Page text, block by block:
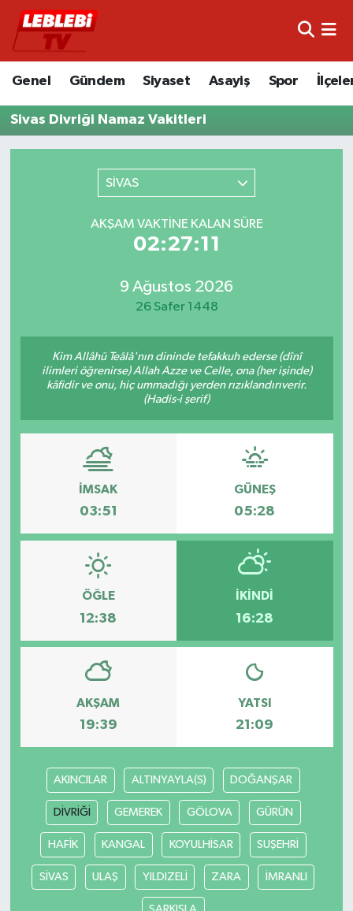
Genel Gündem Siyaset Asayiş Spor
Sivas Divriği Namaz Vakitleri
SİVAS
AKŞAM VAKTINE KALAN SÜRE
02:27:11
9 Ağustos 2026
26 Safer 1448
Kim Allâhü Teâlâ'nın dininde tefakkuh ederse (dînî
ilimleri öğrenirse) Allah Azze ve Celle, ona (her işinde)
kâfidir ve onu, hiç ummadığı yerden rızıklandırıverir.
(Hadis-i şerif)
İMSAK
03:51
GÜNEŞ
05:28
ÖĞLE
12:38
İKINDI
16:28
AKŞAM
19:39
YATSI
21:09
AKINCILAR ALTINYAYLA(S) DOĞANŞAR
DİVRİĞİ GEMEREK GÖLOVA GÜRÜN
HAFİK KANGAL KOYULHİSAR SUŞEHRİ
SİVAS ULAŞ YILDIZELİ ZARA İMRANLI
Hava Durumu
Trafik Durumu
Süper Lig Puan Durumu ve Fikstür
Tüm Manşetler